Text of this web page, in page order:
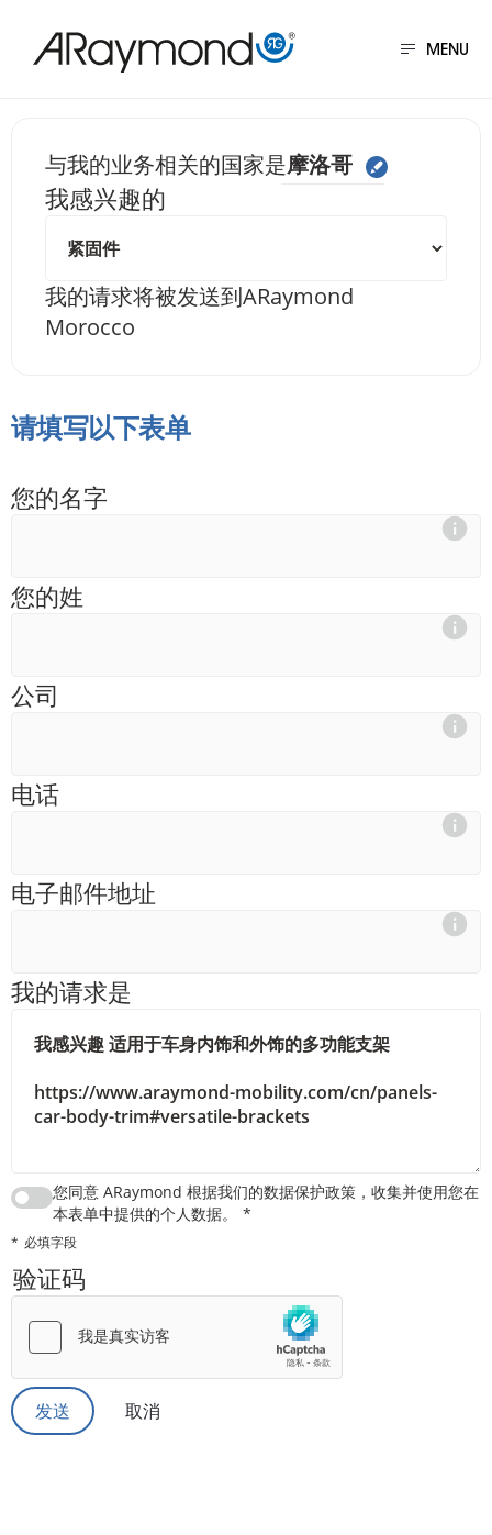
MENU
给我们发送信息 摩洛
与我的业务相关的国家是摩洛哥
我感兴趣的
我的请求将被发送到ARaymond
Morocco
请填写以下表单
您的名字
您的姓
公司
电话
电子邮件地址
我的请求是
您同意 ARaymond 根据我们的数据保护政策，收集并使用您在
本表单中提供的个人数据。
必填字段
验证码
取消